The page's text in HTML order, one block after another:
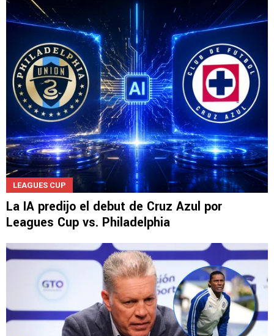
LEAGUES CUP
La IA predijo el debut de Cruz Azul por
Leagues Cup vs. Philadelphia